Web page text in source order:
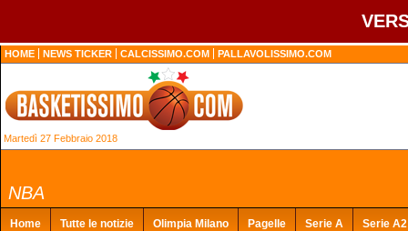
HOME NEWS TICKER CALCISSIMO.COM PALLAVOLISSIMO.COM
Martedì 27 Febbraio 2018
NBA
Home Tutte le notizie Olimpia Milano Pagelle Serie A Serie A2